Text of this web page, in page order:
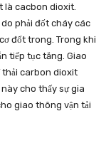
là cacbon dioxit.
phải đốt cháy các
đốt trong. Trong khi
tiếp tục tăng. Giao
thải carbon dioxit
cho thấy sự gia
giao thông vận tải